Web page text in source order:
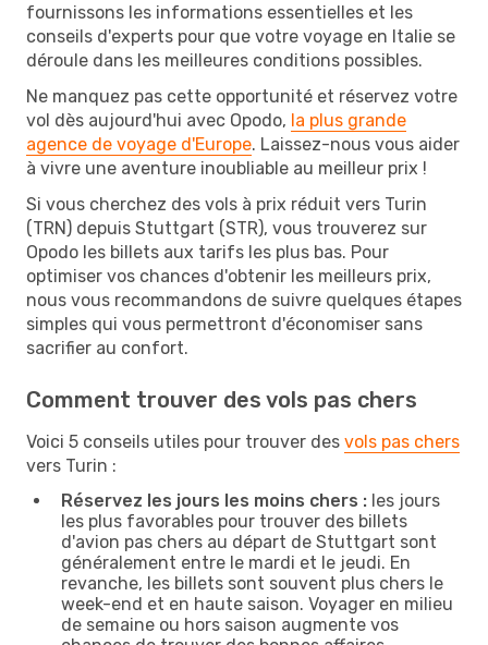
fournissons les informations essentielles et les
conseils d'experts pour que votre voyage en Italie se
déroule dans les meilleures conditions possibles.
Ne manquez pas cette opportunité et réservez votre
vol dès aujourd'hui avec Opodo, la plus grande
agence de voyage d'Europe. Laissez-nous vous aider
à vivre une aventure inoubliable au meilleur prix !
Si vous cherchez des vols à prix réduit vers Turin
(TRN) depuis Stuttgart (STR), vous trouverez sur
Opodo les billets aux tarifs les plus bas. Pour
optimiser vos chances d'obtenir les meilleurs prix,
nous vous recommandons de suivre quelques étapes
simples qui vous permettront d'économiser sans
sacrifier au confort.
Comment trouver des vols pas chers
Voici 5 conseils utiles pour trouver des vols pas chers
vers Turin :
Réservez les jours les moins chers : les jours
les plus favorables pour trouver des billets
d'avion pas chers au départ de Stuttgart sont
généralement entre le mardi et le jeudi. En
revanche, les billets sont souvent plus chers le
week-end et en haute saison. Voyager en milieu
de semaine ou hors saison augmente vos